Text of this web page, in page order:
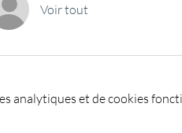
Voir tout
analytiques et de cookies